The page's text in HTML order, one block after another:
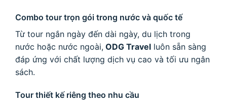
Combo tour trọn gói trong nước và quốc tế
Từ tour ngắn ngày đến dài ngày, du lịch trong
nước hoặc nước ngoài, ODG Travel luôn sẵn sàng
đáp ứng với chất lượng dịch vụ cao và tối ưu ngân
sách.
Tour thiết kế riêng theo nhu cầu